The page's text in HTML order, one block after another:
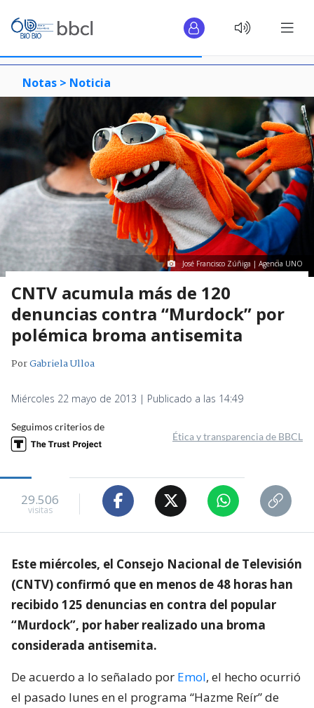
Notas > Noticia
José Francisco Zúñiga | Agencia UNO
CNTV acumula más de 120
denuncias contra “Murdock” por
polémica broma antisemita
PorGabriela Ulloa
Miércoles 22 mayo de 2013 | Publicado a las 14:49
Seguimos criterios de
Ética y transparencia de BBCL
29.506
visitas
Este miércoles, el Consejo Nacional de Televisión
(CNTV) confirmó que en menos de 48 horas han
recibido 125 denuncias en contra del popular
“Murdock”, por haber realizado una broma
considerada antisemita.
De acuerdo a lo señalado por Emol, el hecho ocurrió
el pasado lunes en el programa “Hazme Reír” de